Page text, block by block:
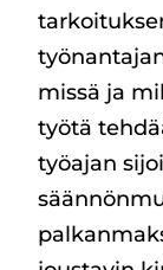
missä ja
työtä
työajan